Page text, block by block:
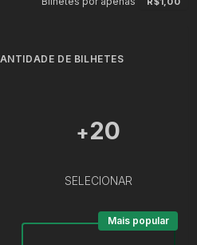
DE BILHETES
+20
SELECIONAR
Mais popular